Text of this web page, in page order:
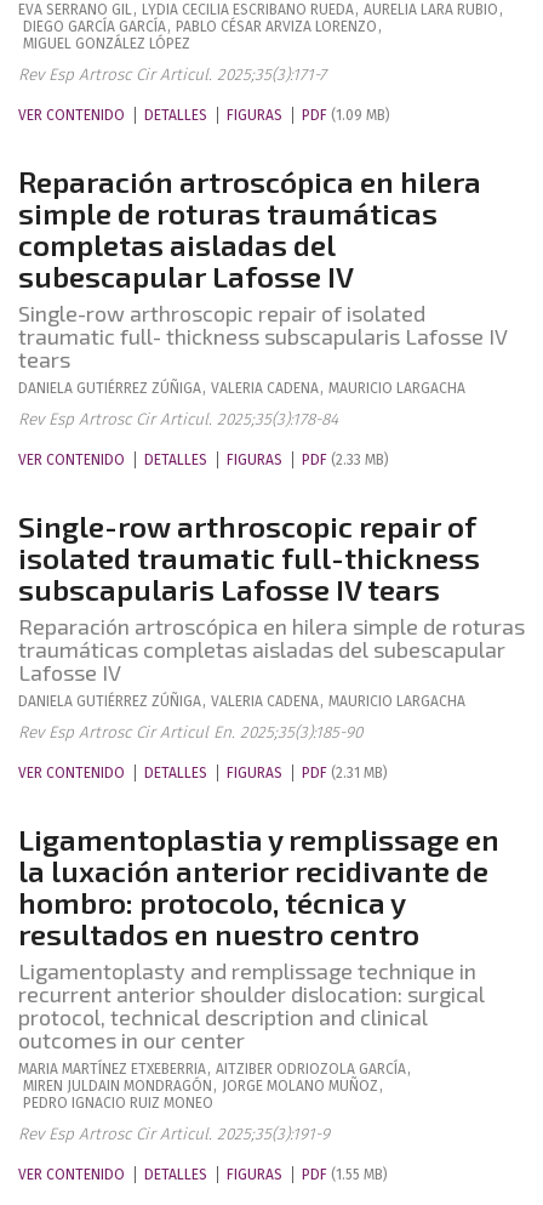
EVA SERRANO GIL, LYDIA CECILIA ESCRIBANO RUEDA, AURELIA LARA RUBIO ,
DIEGO GARCÍA GARCÍA, PABLO CÉSAR ARVIZA LORENZO ,
MIGUEL GONZÁLEZ LÓPEZ
Rev Esp Artrosc Cir Articul. 2025;35(3):171-7
VER CONTENIDO DETALLES FIGURAS PDF (1.09 MB)
Reparación artroscópica en hilera
simple de roturas traumáticas
completas aisladas del
subescapular Lafosse IV
Single-row arthroscopic repair of isolated
traumatic full- thickness subscapularis Lafosse IV
tears
DANIELA GUTIÉRREZ ZÚÑIGA, VALERIA CADENA, MAURICIO LARGACHA
Rev Esp Artrosc Cir Articul. 2025;35(3):178-84
VER CONTENIDO DETALLES FIGURAS PDF (2.33 MB)
Single-row arthroscopic repair of
isolated traumatic full-thickness
subscapularis Lafosse IV tears
Reparación artroscópica en hilera simple de roturas
traumáticas completas aisladas del subescapular
Lafosse IV
DANIELA GUTIÉRREZ ZÚÑIGA, VALERIA CADENA, MAURICIO LARGACHA
Rev Esp Artrosc Cir Articul En. 2025;35(3):185-90
VER CONTENIDO DETALLES FIGURAS PDF (2.31 MB)
Ligamentoplastia y remplissage en
la luxación anterior recidivante de
hombro: protocolo, técnica y
resultados en nuestro centro
Ligamentoplasty and remplissage technique in
recurrent anterior shoulder dislocation: surgical
protocol, technical description and clinical
outcomes in our center
MARIA MARTÍNEZ ETXEBERRIA, AITZIBER ODRIOZOLA GARCÍA,
MIREN
JULDAIN MONDRAGÓN , JORGE MOLANO MUÑOZ ,
PEDRO IGNACIO RUIZ MONEO
Rev Esp Artrosc Cir Articul. 2025;35(3):191-9
VER CONTENIDO DETALLES FIGURAS PDF (1.55 MB)